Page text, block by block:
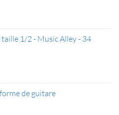
1/2 - Music Alley - 34
de guitare